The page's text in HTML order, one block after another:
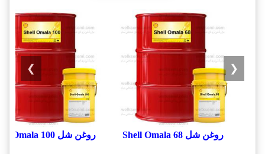
روغن شل Shell Omala 68 روغن شل Shell Omala 100
❮
❯